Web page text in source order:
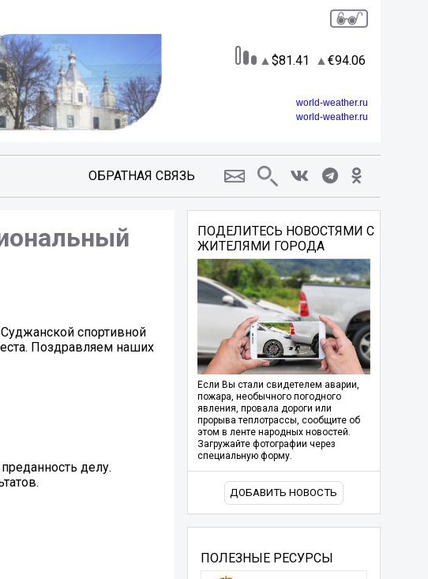
81.41 94.06
world-weather.ru
world-weather.ru
ОБРАТНАЯ СВЯЗЬ
спортивной
Поздравляем наших
делу.
ПОДЕЛИТЕСЬ НОВОСТЯМИ С
ЖИТЕЛЯМИ ГОРОДА
Если Вы стали свидетелем аварии,
пожара, необычного погодного
явления, провала дороги или
прорыва теплотрассы, сообщите об
этом в ленте народных новостей.
Загружайте фотографии через
специальную форму.
ДОБАВИТЬ НОВОСТЬ
ПОЛЕЗНЫЕ РЕСУРСЫ